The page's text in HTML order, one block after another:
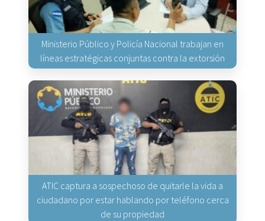
Ministerio Público y Policía Nacional trabajan en
líneas estratégicas conjuntas contra la extorsión
ATIC captura a sospechoso de quitarle la vida a
ciudadano por estar hablando por teléfono cerca
de su propiedad